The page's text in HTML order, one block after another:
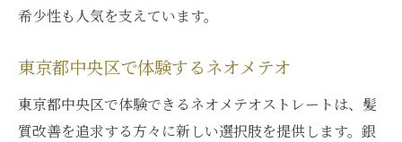
希少性も人気を支えています。
東京都中央区で体験するネオメテオ
東京都中央区で体験できるネオメテオストレートは、髪
質改善を追求する方々に新しい選択肢を提供します。銀